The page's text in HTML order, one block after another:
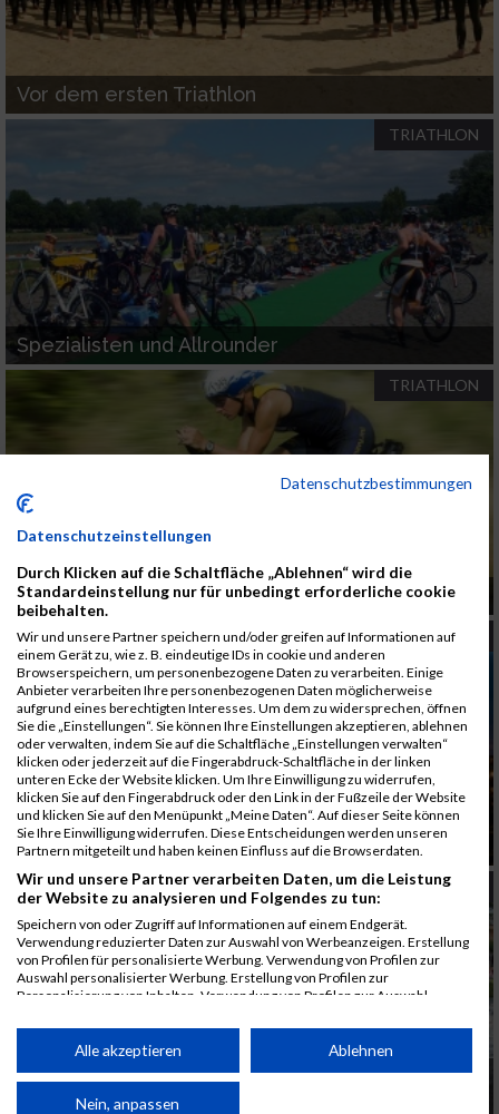
Vor dem ersten Triathlon
TRIATHLON
Spezialisten und Allrounder
TRIATHLON
Die Aero-Position
TRIATHLON
Das war der Ironman Frankfurt
TRIATHLON
Österreichischer Herren-Heimsieg beim
Ironman Austria-Kärnten 2018
Datenschutzbestimmungen
Datenschutzeinstellungen
Durch Klicken auf die Schaltfläche „Ablehnen“ wird die
Standardeinstellung nur für unbedingt erforderliche cookie
beibehalten.
Wir und unsere Partner speichern und/oder greifen auf Informationen auf
einem Gerät zu, wie z. B. eindeutige IDs in cookie und anderen
Browserspeichern, um personenbezogene Daten zu verarbeiten. Einige
Anbieter verarbeiten Ihre personenbezogenen Daten möglicherweise
aufgrund eines berechtigten Interesses. Um dem zu widersprechen, öffnen
Sie die „Einstellungen“. Sie können Ihre Einstellungen akzeptieren, ablehnen
oder verwalten, indem Sie auf die Schaltfläche „Einstellungen verwalten“
klicken oder jederzeit auf die Fingerabdruck-Schaltfläche in der linken
unteren Ecke der Website klicken. Um Ihre Einwilligung zu widerrufen,
klicken Sie auf den Fingerabdruck oder den Link in der Fußzeile der Website
und klicken Sie auf den Menüpunkt „Meine Daten“. Auf dieser Seite können
Sie Ihre Einwilligung widerrufen. Diese Entscheidungen werden unseren
Partnern mitgeteilt und haben keinen Einfluss auf die Browserdaten.
Wir und unsere Partner verarbeiten Daten, um die Leistung
der Website zu analysieren und Folgendes zu tun:
Speichern von oder Zugriff auf Informationen auf einem Endgerät.
Verwendung reduzierter Daten zur Auswahl von Werbeanzeigen. Erstellung
von Profilen für personalisierte Werbung. Verwendung von Profilen zur
Auswahl personalisierter Werbung. Erstellung von Profilen zur
Personalisierung von Inhalten. Verwendung von Profilen zur Auswahl
Performance von Inhalten. Analyse von Zielgruppen durch Statistiken oder
Kombinationen von Daten aus verschiedenen Quellen. Entwicklung und
von Inhalten.
Daten können außerhalb der Europäischen Union weitergegeben und in die
Alle akzeptieren Ablehnen
Nein, anpassen